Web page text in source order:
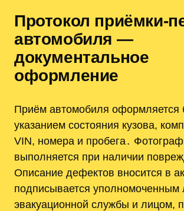
Протокол приёмки-
автомобиля —
документальное
оформление
Приём автомобиля оформляется
указанием состояния кузова,
VIN, номера и пробега․
выполняется при наличии
Описание дефектов вносится в
подписывается уполномоченным
эвакуационной службы и лицом,